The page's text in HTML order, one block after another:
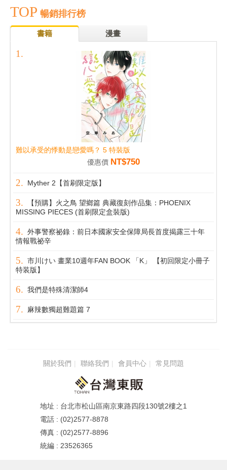
TOP 暢銷排行榜
書籍 漫畫
難以承受的悸動是戀愛嗎？ 5 特裝版
優惠價 NT$750
Myther 2【首刷限定版】
【預購】火之鳥 望鄉篇 典藏復刻作品集：PHOENIX
MISSING PIECES (首刷限定盒裝版)
外事警察祕錄：前日本國家安全保障局長首度揭露三十年
情報戰祕辛
市川けい 畫業10週年FAN BOOK 「K」 【初回限定小冊子
特装版】
我們是特殊清潔師4
麻辣數獨超難題篇 7
關於我們 聯絡我們 會員中心 常見問題
台北市松山區南京東路四段130號2樓之1
(02)2577-8878
(02)2577-8896
23526365